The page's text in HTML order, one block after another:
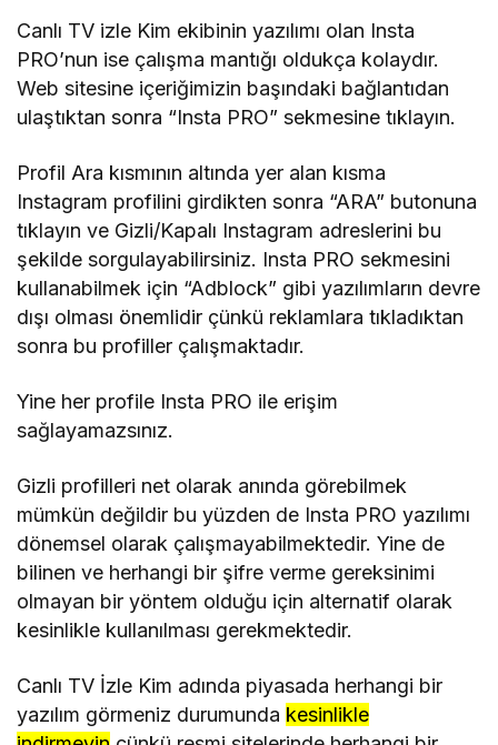
Canlı TV izle Kim ekibinin yazılımı olan Insta
PRO’nun ise çalışma mantığı oldukça kolaydır.
Web sitesine içeriğimizin başındaki bağlantıdan
ulaştıktan sonra “Insta PRO” sekmesine tıklayın.
Profil Ara kısmının altında yer alan kısma
Instagram profilini girdikten sonra “ARA” butonuna
tıklayın ve Gizli/Kapalı Instagram adreslerini bu
şekilde sorgulayabilirsiniz. Insta PRO sekmesini
kullanabilmek için “Adblock” gibi yazılımların devre
dışı olması önemlidir çünkü reklamlara tıkladıktan
sonra bu profiller çalışmaktadır.
Yine her profile Insta PRO ile erişim
sağlayamazsınız.
Gizli profilleri net olarak anında görebilmek
mümkün değildir bu yüzden de Insta PRO yazılımı
dönemsel olarak çalışmayabilmektedir. Yine de
bilinen ve herhangi bir şifre verme gereksinimi
olmayan bir yöntem olduğu için alternatif olarak
kesinlikle kullanılması gerekmektedir.
Canlı TV İzle Kim adında piyasada herhangi bir
yazılım görmeniz durumunda kesinlikle